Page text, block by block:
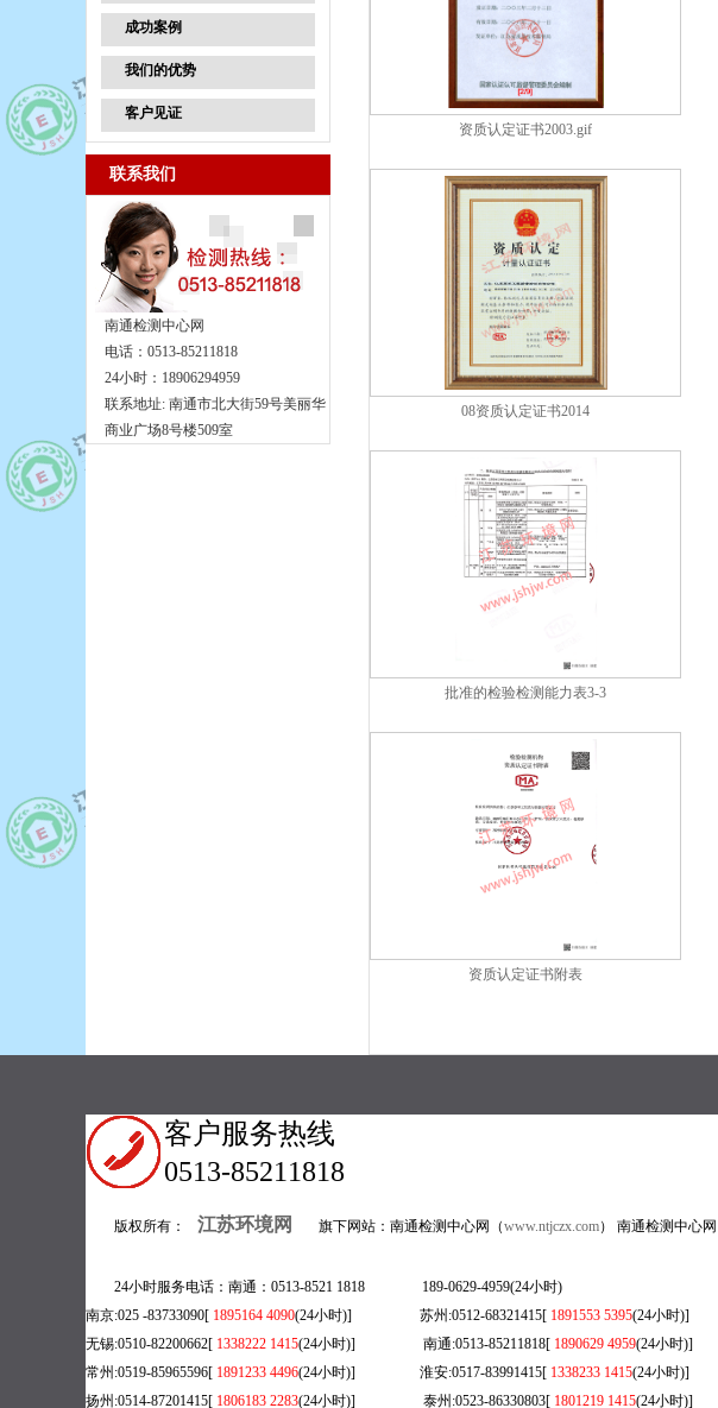
成功案例
我们的优势
客户见证
联系我们
南通检测中心网
电话：0513-85211818
24小时：18906294959
联系地址: 南通市北大街59号美丽华
商业广场8号楼509室
资质认定证书2003.gif
08资质认定证书2014
批准的检验检测能力表3-3
资质认定证书附表
客户服务热线
0513-85211818
版权所有： 江苏环境网 旗下网站：南通检测中心网（www.ntjczx.com） 南通检测中心网
24小时服务电话：南通：0513-8521 1818 189-0629-4959(24小时)
南京:025 -83733090[ 1895164 4090(24小时)] 苏州:0512-68321415[ 1891553 5395(24小时)]
无锡:0510-82200662[ 1338222 1415(24小时)] 南通:0513-85211818[ 1890629 4959(24小时)]
常州:0519-85965596[ 1891233 4496(24小时)] 淮安:0517-83991415[ 1338233 1415(24小时)]
扬州:0514-87201415[ 1806183 2283(24小时)] 泰州:0523-86330803[ 1801219 1415(24小时)]